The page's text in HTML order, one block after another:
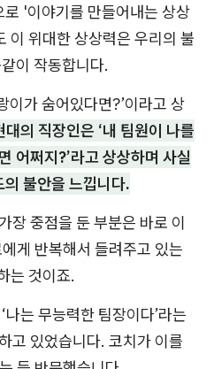
'이야기를 만들어내는 상상
이 위대한 상상력은 우리의 불
이 작동합니다.
이가 숨어있다면?’이라고 상
대의 직장인은 ‘내 팀원이 나를
어쩌지?’라고 상상하며 사실
불안을 느낍니다.
장 중점을 둔 부분은 바로 이
게 반복해서 들려주고 있는
는 것이죠.
는 무능력한 팀장이다’라는
고 있었습니다. 코치가 이를